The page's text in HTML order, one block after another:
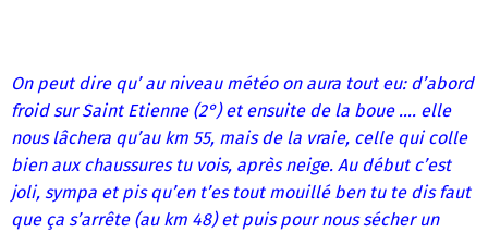
On peut dire qu’ au niveau météo on aura tout eu: d’abord
froid sur Saint Etienne (2°) et ensuite de la boue …. elle
nous lâchera qu’au km 55, mais de la vraie, celle qui colle
bien aux chaussures tu vois, après neige. Au début c’est
joli, sympa et pis qu’en t’es tout mouillé ben tu te dis faut
que ça s’arrête (au km 48) et puis pour nous sécher un